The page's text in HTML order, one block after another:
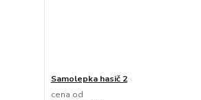
Samolepka hasič 2
cena od